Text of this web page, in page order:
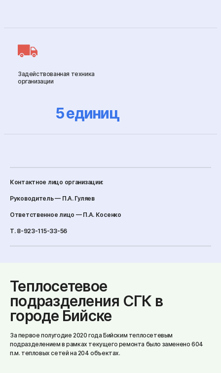
Задействованная техника
организации
5единиц
Контактное лицо организации:
Руководитель — П.А. Гуляев
Ответственное лицо — П.А. Косенко
Т. 8-923-115-33-56
Теплосетевое
подразделения СГК в
городе Бийске
За первое полугодие 2020 года Бийским теплосетевым
подразделением в рамках текущего ремонта было заменено 604
п.м. тепловых сетей на 204 объектах.